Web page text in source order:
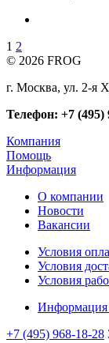
1 2
© 2026 FROG
г. Москва, ул. 2-я
Телефон: +7 (495)
Компания
Помощь
Информация
О компании
Новости
Вакансии
Условия
Условия
Условия
Информация
+7 (495) 968-18-28